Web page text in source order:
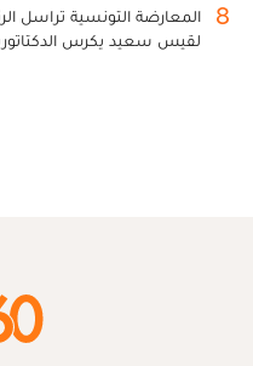
8
المعارضة التونسية تراسل
لقيس سعيد يكرس